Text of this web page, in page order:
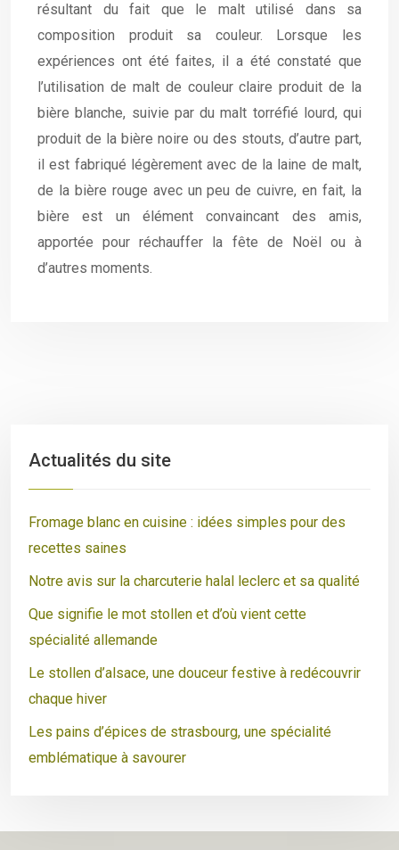
résultant du fait que le malt utilisé dans sa
composition produit sa couleur. Lorsque les
expériences ont été faites, il a été constaté que
l’utilisation de malt de couleur claire produit de la
bière blanche, suivie par du malt torréfié lourd, qui
produit de la bière noire ou des stouts, d’autre part,
il est fabriqué légèrement avec de la laine de malt,
de la bière rouge avec un peu de cuivre, en fait, la
bière est un élément convaincant des amis,
apportée pour réchauffer la fête de Noël ou à
d’autres moments.
Actualités du site
Fromage blanc en cuisine : idées simples pour des
recettes saines
Notre avis sur la charcuterie halal leclerc et sa qualité
Que signifie le mot stollen et d’où vient cette
spécialité allemande
Le stollen d’alsace, une douceur festive à redécouvrir
chaque hiver
Les pains d’épices de strasbourg, une spécialité
emblématique à savourer